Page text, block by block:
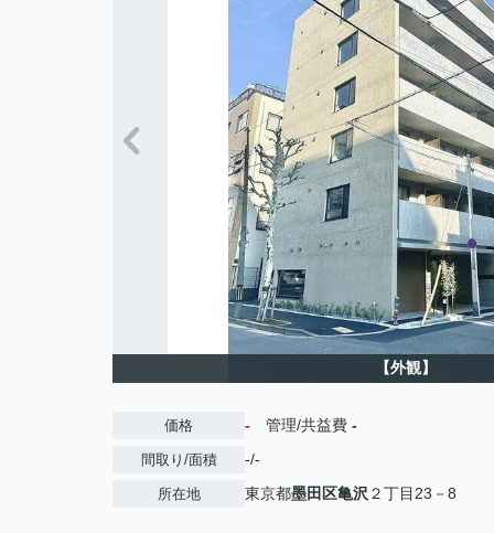
【外観】
価格 - 管理/共益費 -
間取り/面積 -/-
所在地 東京都墨田区亀沢 ２丁目23－8